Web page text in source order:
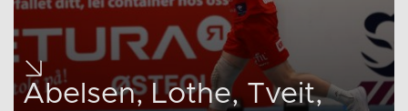
Abelsen, Lothe, Tveit,